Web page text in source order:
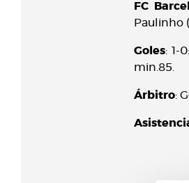
FC
Paulinho
Goles: 1-
min.85.
Árbitro: